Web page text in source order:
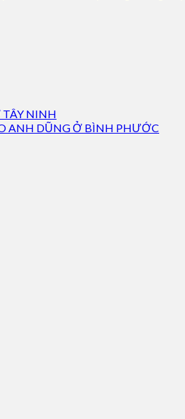
TÂY NINH
ANH DŨNG Ở BÌNH PHƯỚC